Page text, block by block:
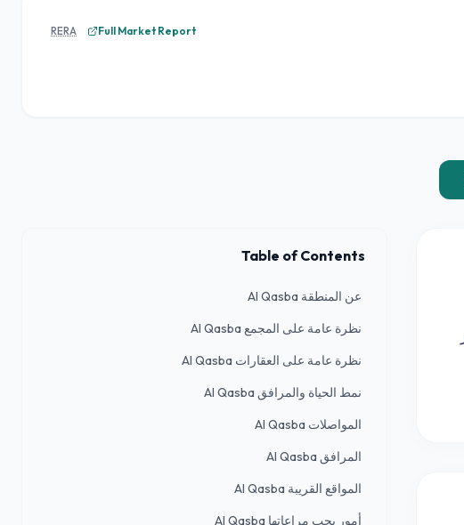
Full Market Report
RERA
Table of Contents
عن المنطقة Al Qasba
نظرة عامة على المجمع Al Qasba
نظرة عامة على العقارات Al Qasba
نمط الحياة والمرافق Al Qasba
المواصلات Al Qasba
المرافق Al Qasba
المواقع القريبة Al Qasba
أمور يجب مراعاتها Al Qasba